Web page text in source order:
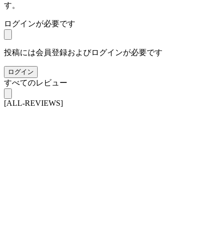
す。
ログインが必要です
投稿には会員登録およびログインが必要です
ログイン
すべてのレビュー
[ALL-REVIEWS]